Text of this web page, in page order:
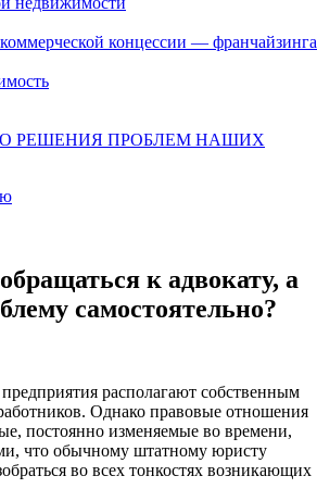
концессии — франчайзинга
РЕШЕНИЯ ПРОБЛЕМ НАШИХ
к адвокату, а
самостоятельно?
располагают собственным
Однако правовые отношения
постоянно изменяемые во времени,
что обычному штатному юристу
во всех тонкостях возникающих